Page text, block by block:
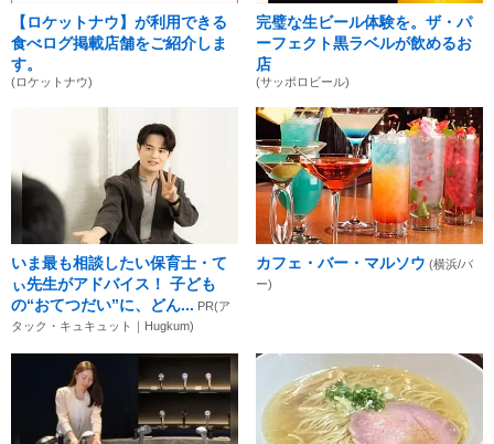
【ロケットナウ】が利用できる
食べログ掲載店舗をご紹介しま
す。
(ロケットナウ)
完璧な生ビール体験を。ザ・パ
ーフェクト黒ラベルが飲めるお
店
(サッポロビール)
いま最も相談したい保育士・て
ぃ先生がアドバイス！ 子ども
の“おてつだい”に、どん... PR(ア
タック・キュキュット｜Hugkum)
カフェ・バー・マルソウ (横浜/バ
ー)